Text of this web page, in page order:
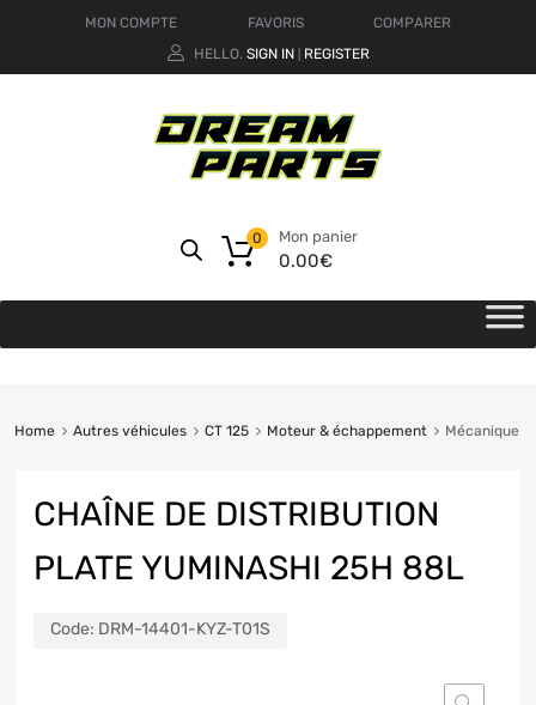
MON COMPTE FAVORIS
COMPARER
HELLO. SIGN IN REGISTER
Mon panier
0.00€
0
Home Autres véhicules CT 125 Moteur & échappement Mécanique
CHAÎNE DE DISTRIBUTION
PLATE YUMINASHI 25H 88L
Code: DRM-14401-KYZ-T01S